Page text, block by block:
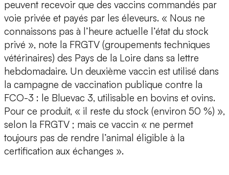
peuvent recevoir que des vaccins commandés par
voie privée et payés par les éleveurs. « Nous ne
connaissons pas à l’heure actuelle l’état du stock
privé », note la FRGTV (groupements techniques
vétérinaires) des Pays de la Loire dans sa lettre
hebdomadaire. Un deuxième vaccin est utilisé dans
la campagne de vaccination publique contre la
FCO-3 : le Bluevac 3, utilisable en bovins et ovins.
Pour ce produit, « il reste du stock (environ 50 %) »,
selon la FRGTV ; mais ce vaccin « ne permet
toujours pas de rendre l’animal éligible à la
certification aux échanges ».